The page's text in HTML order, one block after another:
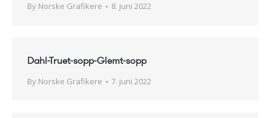
By Norske Grafikere 8. juni 2022
Dahl-Truet-sopp-Glemt-sopp
By Norske Grafikere 7. juni 2022